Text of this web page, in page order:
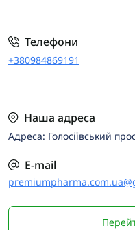
Телефони
+380984869191
Наша адреса
Адреса: Голосіївський
E-mail